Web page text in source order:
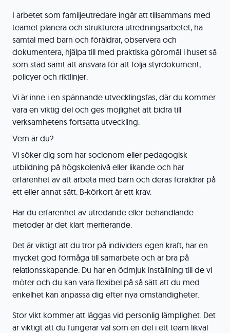
I arbetet som familjeutredare ingår att tillsammans med
teamet planera och strukturera utredningsarbetet, ha
samtal med barn och föräldrar, observera och
dokumentera, hjälpa till med praktiska göromål i huset så
som städ samt att ansvara för att följa styrdokument,
policyer och riktlinjer.
Vi är inne i en spännande utvecklingsfas, där du kommer
vara en viktig del och ges möjlighet att bidra till
verksamhetens fortsatta utveckling.
Vem är du?
Vi söker dig som har socionom eller pedagogisk
utbildning på högskolenivå eller likande och har
erfarenhet av att arbeta med barn och deras föräldrar på
ett eller annat sätt. B-körkort är ett krav.
Har du erfarenhet av utredande eller behandlande
metoder är det klart meriterande.
Det är viktigt att du tror på individers egen kraft, har en
mycket god förmåga till samarbete och är bra på
relationsskapande. Du har en ödmjuk inställning till de vi
möter och du kan vara flexibel på så sätt att du med
enkelhet kan anpassa dig efter nya omständigheter.
Stor vikt kommer att läggas vid personlig lämplighet. Det
är viktigt att du fungerar väl som en del i ett team likväl